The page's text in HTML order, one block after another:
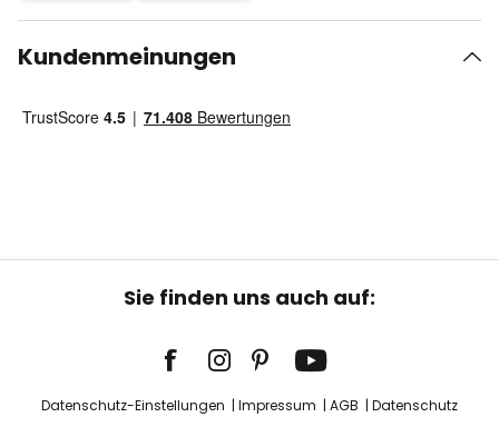
Kundenmeinungen
Sie finden uns auch auf:
Datenschutz-Einstellungen Impressum AGB
Datenschutz